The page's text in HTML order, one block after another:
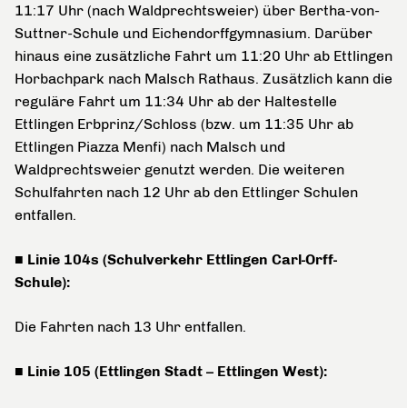
11:17 Uhr (nach Waldprechtsweier) über Bertha-von-
Suttner-Schule und Eichendorffgymnasium. Darüber
hinaus eine zusätzliche Fahrt um 11:20 Uhr ab Ettlingen
Horbachpark nach Malsch Rathaus. Zusätzlich kann die
reguläre Fahrt um 11:34 Uhr ab der Haltestelle
Ettlingen Erbprinz/Schloss (bzw. um 11:35 Uhr ab
Ettlingen Piazza Menfi) nach Malsch und
Waldprechtsweier genutzt werden. Die weiteren
Schulfahrten nach 12 Uhr ab den Ettlinger Schulen
entfallen.
■ Linie 104s (Schulverkehr Ettlingen Carl-Orff-
Schule):
Die Fahrten nach 13 Uhr entfallen.
■ Linie 105 (Ettlingen Stadt – Ettlingen West):